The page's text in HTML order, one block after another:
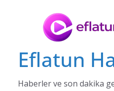
Eflatun
Haberler ve son dakika